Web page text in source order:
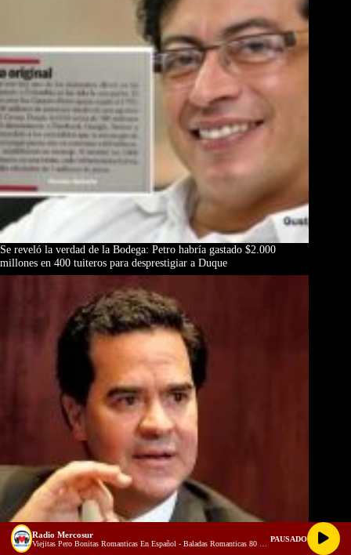
Se reveló la verdad de la Bodega: Petro habría gastado $2.000
millones en 400 tuiteros para desprestigiar a Duque
Radio Mercosur PAUSADO